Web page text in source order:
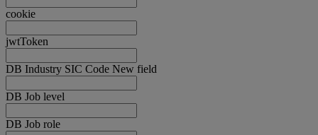
cookie
jwtToken
DB Industry SIC Code New field
DB Job level
DB Job role